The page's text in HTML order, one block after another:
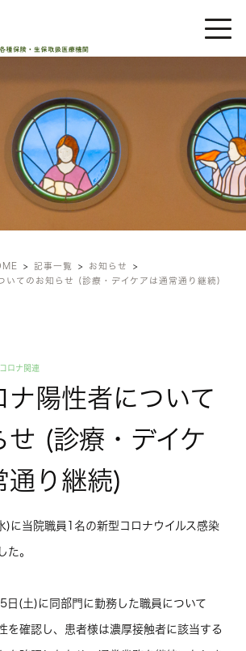
お知らせ
記事一覧
お知らせ
いてのお知らせ (診療・デイケアは通常通り継続)
ロナ関連
ナ陽性者について
せ (診療・デイケ
通り継続)
に当院職員1名の新型コロナウイルス感染
た。
日(土)に同部門に勤務した職員について
を確認し、患者様は濃厚接触者に該当する